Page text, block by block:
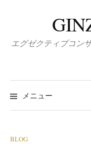
ン
キ
エグゼクティブコン
メニュー
BLOG